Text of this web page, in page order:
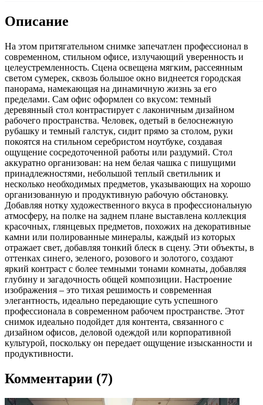
Описание
На этом притягательном снимке запечатлен профессионал в
современном, стильном офисе, излучающий уверенность и
целеустремленность. Сцена освещена мягким, рассеянным
светом сумерек, сквозь большое окно виднеется городская
панорама, намекающая на динамичную жизнь за его
пределами. Сам офис оформлен со вкусом: темный
деревянный стол контрастирует с лаконичным дизайном
рабочего пространства. Человек, одетый в белоснежную
рубашку и темный галстук, сидит прямо за столом, руки
покоятся на стильном серебристом ноутбуке, создавая
ощущение сосредоточенной работы или раздумий. Стол
аккуратно организован: на нем белая чашка с пишущими
принадлежностями, небольшой теплый светильник и
несколько необходимых предметов, указывающих на хорошо
организованную и продуктивную рабочую обстановку.
Добавляя нотку художественного вкуса в профессиональную
атмосферу, на полке на заднем плане выставлена коллекция
красочных, глянцевых предметов, похожих на декоративные
камни или полированные минералы, каждый из которых
отражает свет, добавляя тонкий блеск в сцену. Эти объекты, в
оттенках синего, зеленого, розового и золотого, создают
яркий контраст с более темными тонами комнаты, добавляя
глубину и загадочность общей композиции. Настроение
изображения – это тихая решимость и современная
элегантность, идеально передающие суть успешного
профессионала в современном рабочем пространстве. Этот
снимок идеально подойдет для контента, связанного с
дизайном офисов, деловой одеждой или корпоративной
культурой, поскольку он передает ощущение изысканности и
продуктивности.
Комментарии (7)